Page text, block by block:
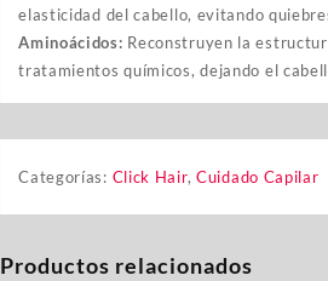
elasticidad del cabello, evitando
Aminoácidos: Reconstruyen la
tratamientos químicos, dejando el
Categorías: Click Hair, Cuidado Capilar
Productos relacionados